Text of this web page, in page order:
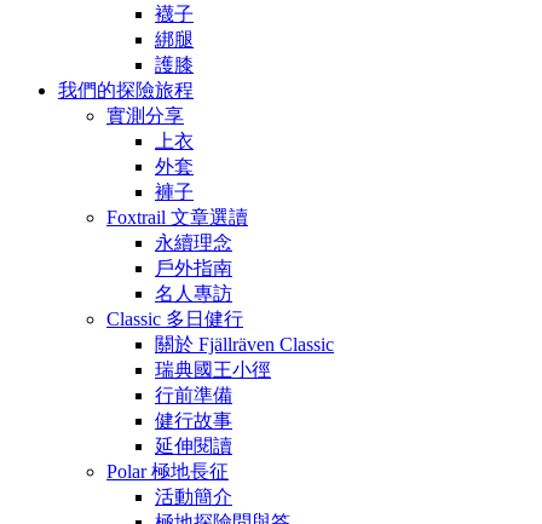
襪子
綁腿
護膝
我們的探險旅程
實測分享
上衣
外套
褲子
Foxtrail 文章選讀
永續理念
戶外指南
名人專訪
Classic 多日健行
關於 Fjällräven Classic
瑞典國王小徑
行前準備
健行故事
延伸閱讀
Polar 極地長征
活動簡介